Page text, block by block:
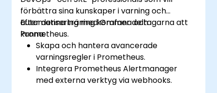
förbättra sina kunskaper i varning och
automatisering med Grafana och
Prometheus.
Efter denna träning kommer deltagarna att
kunna:
Skapa och hantera avancerade
varningsregler i Prometheus.
Integrera Prometheus Alertmanager
med externa verktyg via webhooks.